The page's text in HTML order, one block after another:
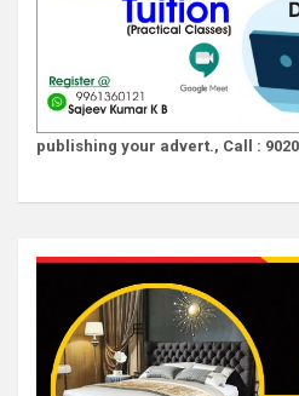
publishing your advert., Call :